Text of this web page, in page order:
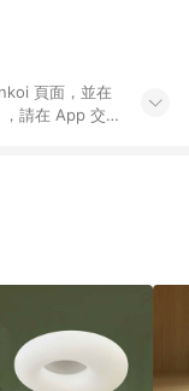
頁面，並在
請在 App 交
，P coins，
請更新至
館保證金，補
之商品規格、
不符，以
數紅包使用規